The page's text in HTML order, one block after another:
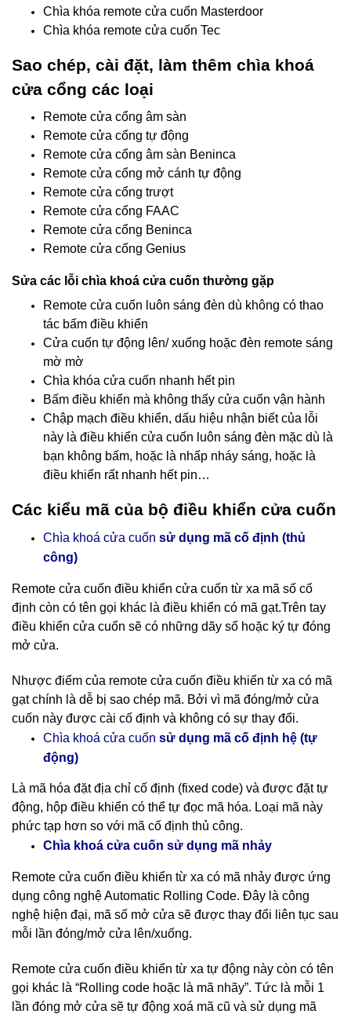
Chìa khóa remote cửa cuốn Masterdoor
Chìa khóa remote cửa cuốn Tec
Sao chép, cài đặt, làm thêm chìa khoá
cửa cổng các loại
Remote cửa cổng âm sàn
Remote cửa cổng tự động
Remote cửa cổng âm sàn Beninca
Remote cửa cổng mở cánh tự động
Remote cửa cổng trượt
Remote cửa cổng FAAC
Remote cửa cổng Beninca
Remote cửa cổng Genius
Sửa các lỗi chìa khoá cửa cuốn thường gặp
Remote cửa cuốn luôn sáng đèn dù không có thao
tác bấm điều khiển
Cửa cuốn tự động lên/ xuống hoặc đèn remote sáng
mờ mờ
Chìa khóa cửa cuốn nhanh hết pin
Bấm điều khiển mà không thấy cửa cuốn vận hành
Chập mạch điều khiển, dấu hiệu nhận biết của lỗi
này là điều khiển cửa cuốn luôn sáng đèn mặc dù là
bạn không bấm, hoặc là nhấp nháy sáng, hoặc là
điều khiển rất nhanh hết pin…
Các kiểu mã của bộ điều khiển cửa cuốn
Chìa khoá cửa cuốn sử dụng mã cố định (thủ
công)
Remote cửa cuốn điều khiển cửa cuốn từ xa mã số cố
định còn có tên gọi khác là điều khiển có mã gạt.Trên tay
điều khiển cửa cuốn sẽ có những dãy số hoặc ký tự đóng
mở cửa.
Nhược điểm của remote cửa cuốn điều khiển từ xa có mã
gạt chính là dễ bị sao chép mã. Bởi vì mã đóng/mở cửa
cuốn này được cài cố định và không có sự thay đổi.
Chìa khoá cửa cuốn sử dụng mã cố định hệ (tự
động)
Là mã hóa đặt địa chỉ cố định (fixed code) và được đặt tự
động, hộp điều khiển có thể tự đọc mã hóa. Loại mã này
phức tạp hơn so với mã cố định thủ công.
Chìa khoá cửa cuốn sử dụng mã nhảy
Remote cửa cuốn điều khiển từ xa có mã nhảy được ứng
dụng công nghệ Automatic Rolling Code. Đây là công
nghệ hiện đại, mã số mở cửa sẽ được thay đổi liên tục sau
mỗi lần đóng/mở cửa lên/xuống.
Remote cửa cuốn điều khiển từ xa tự động này còn có tên
gọi khác là “Rolling code hoặc là mã nhãy”. Tức là mỗi 1
lần đóng mở cửa sẽ tự động xoá mã cũ và sử dụng mã